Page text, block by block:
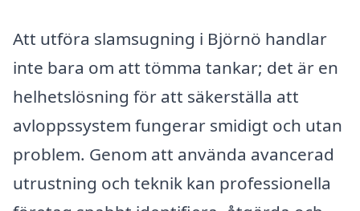
Att utföra slamsugning i Björnö handlar
inte bara om att tömma tankar; det är en
helhetslösning för att säkerställa att
avloppssystem fungerar smidigt och utan
problem. Genom att använda avancerad
utrustning och teknik kan professionella